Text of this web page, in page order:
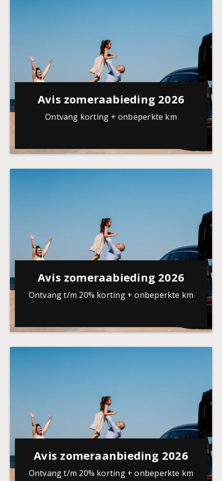
Avis zomeraabieding 2026
Ontvang korting + onbeperkte km
Avis zomeraabieding 2026
Ontvang t/m 20% korting + onbeperkte km
Avis zomeraanbieding 2026
Ontvang t/m 20% korting + onbeperkte km